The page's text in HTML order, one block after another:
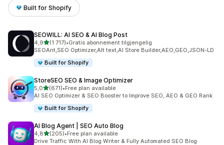
Built for Shopify
SEOWILL: AI SEO & AI Blog Post
4,9av 5 stjerner
(1 717)
Totalt 1717 omtaler
•Gratis abonnement tilgjengelig
SEOAnt,SEO Optimizer,Alt text,AI Store Builder,AEO,GEO,JSON-LD
Built for Shopify
StoreSEO SEO & Image Optimizer
5,0av 5 stjerner
(671)
Totalt 671 omtaler
•Free plan available
AI SEO Optimizer & SEO Booster to Improve SEO, AEO & GEO Rank
Built for Shopify
AI Blog Agent | SEO Auto Blog
4,8av 5 stjerner
(205)
Totalt 205 omtaler
•Free plan available
Drive Traffic With AI Blog Writer & Fully Automated SEO Blog